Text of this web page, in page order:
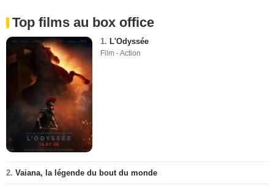
Top films au box office
1. L'Odyssée
Film - Action
2. Vaiana, la légende du bout du monde